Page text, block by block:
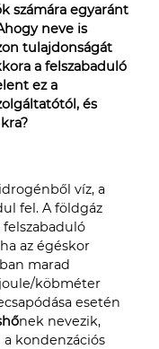
számára egyaránt
neve is
tulajdonságát
a felszabaduló
ez a
és
víz, a
fel. A földgáz
az égéskor
marad
köbméter
esetén
nek nevezik,
kondenzációs